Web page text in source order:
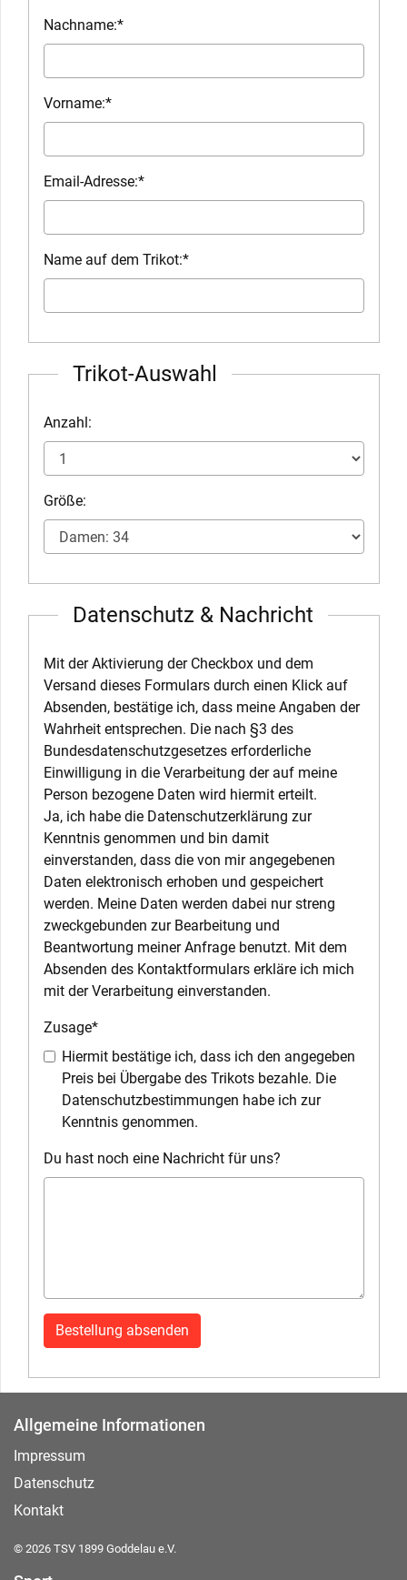
Nachname:*
Vorname:*
Email-Adresse:*
Name auf dem Trikot:*
Trikot-Auswahl
Anzahl:
Größe:
Datenschutz & Nachricht
Mit der Aktivierung der Checkbox und dem
Versand dieses Formulars durch einen Klick auf
Absenden, bestätige ich, dass meine Angaben der
Wahrheit entsprechen. Die nach §3 des
Bundesdatenschutzgesetzes erforderliche
Einwilligung in die Verarbeitung der auf meine
Person bezogene Daten wird hiermit erteilt.
Ja, ich habe die Datenschutzerklärung zur
Kenntnis genommen und bin damit
einverstanden, dass die von mir angegebenen
Daten elektronisch erhoben und gespeichert
werden. Meine Daten werden dabei nur streng
zweckgebunden zur Bearbeitung und
Beantwortung meiner Anfrage benutzt. Mit dem
Absenden des Kontaktformulars erkläre ich mich
mit der Verarbeitung einverstanden.
Zusage*
Hiermit bestätige ich, dass ich den angegeben
Preis bei Übergabe des Trikots bezahle. Die
Datenschutzbestimmungen habe ich zur
Kenntnis genommen.
Du hast noch eine Nachricht für uns?
Allgemeine Informationen
Impressum
Datenschutz
Kontakt
© 2026 TSV 1899 Goddelau e.V.